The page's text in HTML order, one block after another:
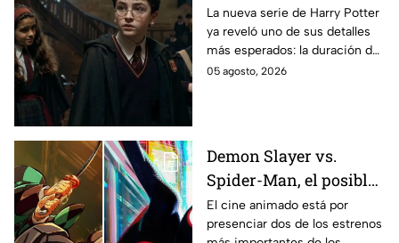
temporada de Harry
Potter y emocionará a
los fans de los libros
La nueva serie de Harry Potter
ya reveló uno de sus detalles
más esperados: la duración de
la primera temporada basada
05 agosto, 2026
Demon Slayer vs.
Spider-Man, el posible
gran enfrentamiento
en taquilla del 2027
El cine animado está por
presenciar dos de los estrenos